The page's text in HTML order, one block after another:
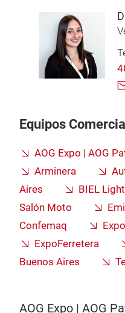
Equipos
AOG Expo | AOG
Arminera
Aires
BIEL
Salón Moto
Confemaq
ExpoFerretera
Buenos Aires
AOG Expo | AOG